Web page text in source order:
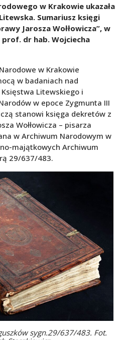
w Krakowie ukazała
Sumariusz księgi
Jarosza Wołłowicza”, w
dr hab. Wojciecha
w Krakowie
w badaniach nad
Litewskiego i
w epoce Zygmunta III
stanowi księga dekretów z
Wołłowicza – pisarza
w Archiwum Narodowym w
majątkowych Archiwum
29/637/483.
sygn.29/637/483. Fot.